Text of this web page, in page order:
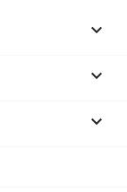


